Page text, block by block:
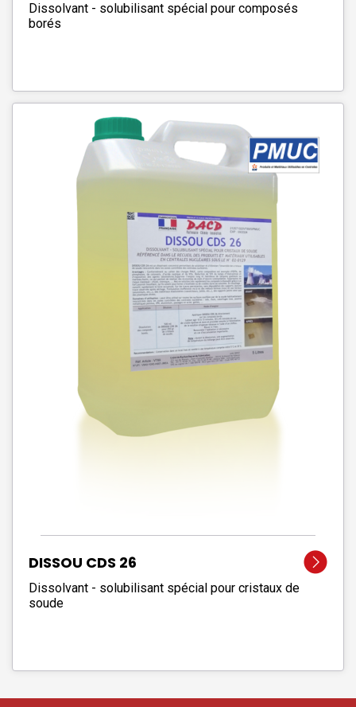
Dissolvant - solubilisant spécial pour composés
borés
DISSOU CDS 26
Dissolvant - solubilisant spécial pour cristaux de
soude